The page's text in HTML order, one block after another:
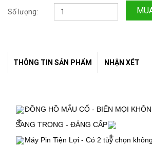
Số lượng:
THÔNG TIN SẢN PHẨM NHẬN XÉT
ĐỒNG HỒ MẪU CỔ - BIẾN MỌI
SANG TRỌNG - ĐẲNG CẤP
Máy Pin Tiện Lợi - Có 2 tùy chọn